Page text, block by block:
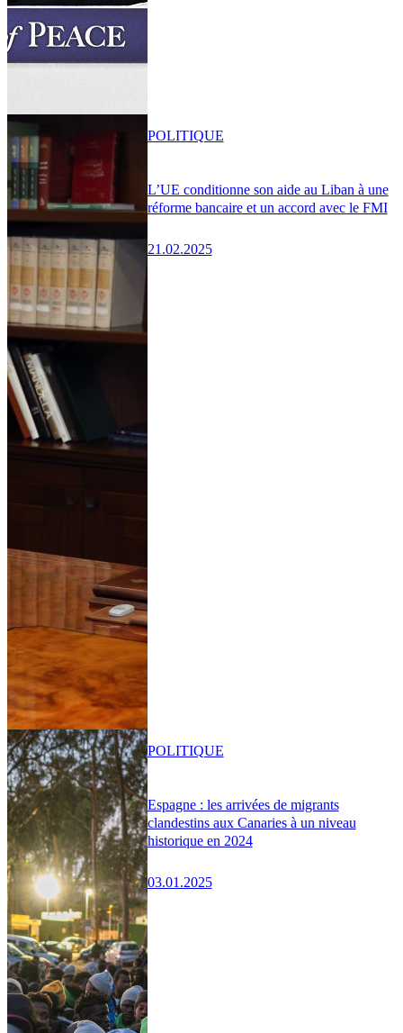
L’UE conditionne son aide au Liban à une
réforme bancaire et un accord avec le FMI
21.02.2025
POLITIQUE
Espagne : les arrivées de migrants
clandestins aux Canaries à un niveau
historique en 2024
03.01.2025
POLITIQUE